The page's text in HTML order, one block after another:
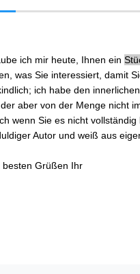
ich mir heute, Ihnen ein
was Sie interessiert, damit
ich habe den
aber von der Menge nicht
wenn Sie es nicht
Autor und weiß aus
besten Grüßen Ihr